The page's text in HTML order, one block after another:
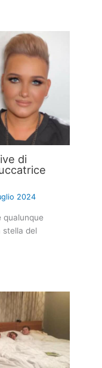
di
2024
stella del